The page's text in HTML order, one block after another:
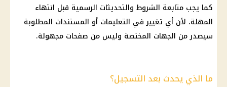
كما يجب متابعة الشروط والتحديثات الرسمية قبل انتهاء
المهلة، لأن أي تغيير في التعليمات أو المستندات المطلوبة
سيصدر من الجهات المختصة وليس من صفحات مجهولة.
ما الذي يحدث بعد التسجيل؟